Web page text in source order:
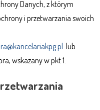
Danych, z którym
i przetwarzania swoich
lub
wskazany w pkt 1.